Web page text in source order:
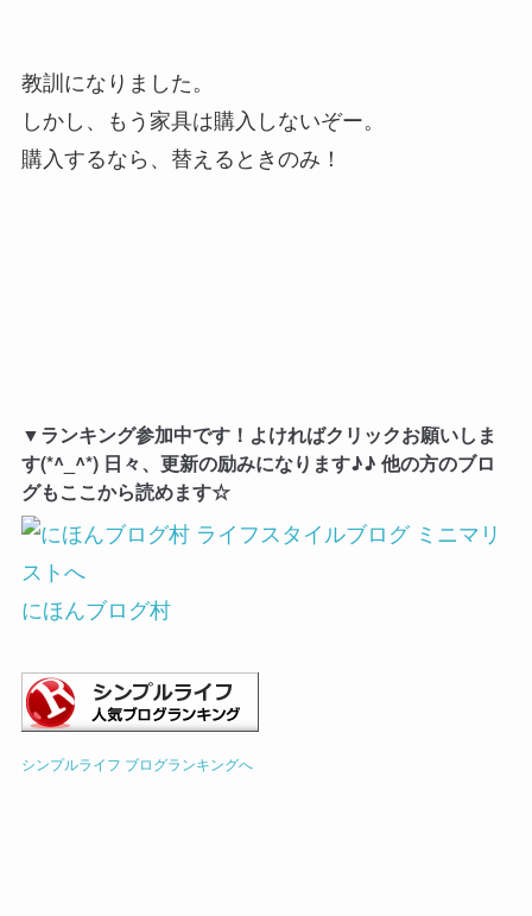
教訓になりました。
しかし、もう家具は購入しないぞー。
購入するなら、替えるときのみ！
▼ランキング参加中です！よければクリックお願いしま
す(*^_^*) 日々、更新の励みになります♪♪ 他の方のブロ
グもここから読めます☆
にほんブログ村
シンプルライフ ブログランキングへ